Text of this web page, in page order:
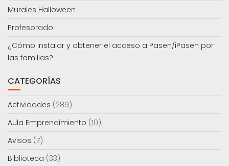
Murales Halloween
Profesorado
¿Cómo instalar y obtener el acceso a Pasen/iPasen por
las familias?
CATEGORÍAS
Actividades (289)
Aula Emprendimiento (10)
Avisos (7)
Biblioteca (33)